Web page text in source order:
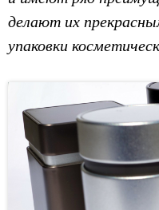
делают их
упаковки